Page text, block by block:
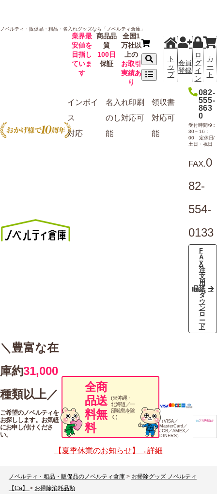
ノベルティ・販促品・粗品・名入れグッズなら「ノベルティ倉庫」
ト
ッ
プ
会員
登録
ロ
グ
イ
ン
カ
ー
ト
業界最
安値を
目指し
ていま
す
商品品
質
100日
保証
全国1
万社以
上の
お取引
実績あ
り
インボイ
ス
対応
名入れ印刷
のし対応可
能
領収書
対応可
能
082-
555-
863
0
受付時間/9：
30～16：
00 定休日/
土日・祝日
FAX.0
82-
554-
0133
F
A
X
注
文
用
紙
ダ
ウ
ン
ロ
ー
ド
＼豊富な在
庫約31,000
種類以上／
ご希望のノベルティを
お探しします。お気軽
にお申し付けくださ
い。
全商
品送
料無
料
(※沖縄・
北海道／一
部離島を除
く)
（VISA／
MasterCard／
JCB／AMEX／
DINERS）
【夏季休業のお知らせ】→詳細
ノベルティ・粗品・販促品のノベルティ倉庫 > お掃除グッズ ノベルティ
【Ca】 > お掃除消耗品類